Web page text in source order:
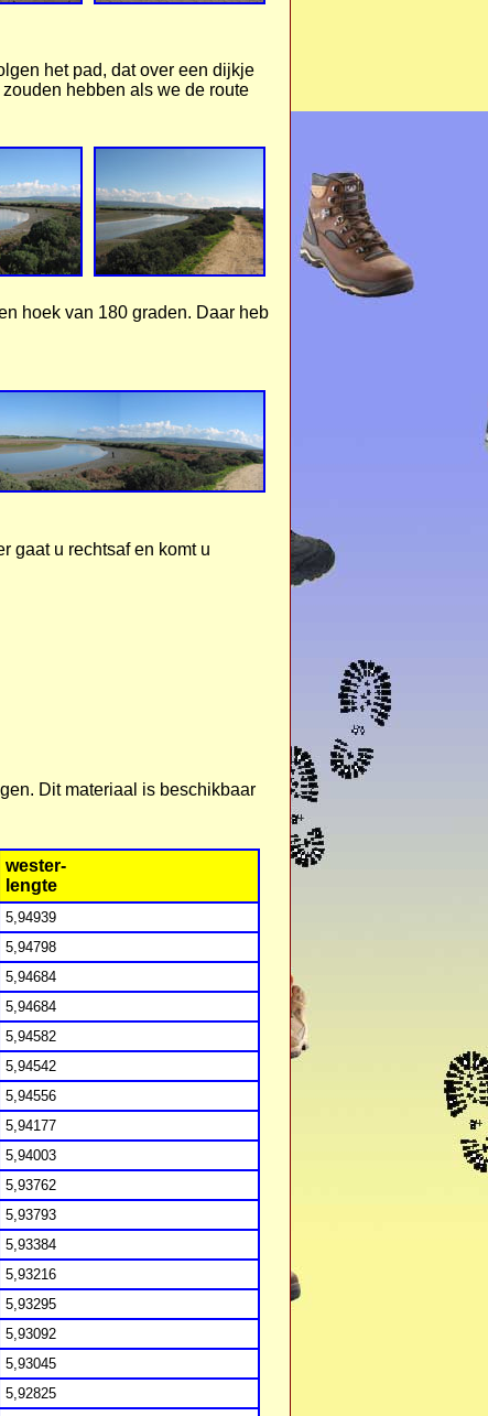
het pad, dat over een dijkje
hebben als we de route
hoek van 180 graden. Daar heb
gaat u rechtsaf en komt u
Dit materiaal is beschikbaar
wester-
lengte
5,94939
5,94798
5,94684
5,94684
5,94582
5,94542
5,94556
5,94177
5,94003
5,93762
5,93793
5,93384
5,93216
5,93295
5,93092
5,93045
5,92825